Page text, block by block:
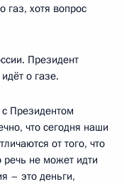
газ, хотя вопрос
Президент
о газе.
Президентом
что сегодня наши
от того, что
не может идти
– это деньги,